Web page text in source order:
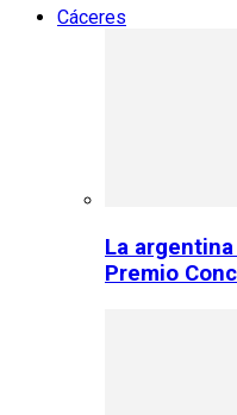
Cáceres
La
Premio